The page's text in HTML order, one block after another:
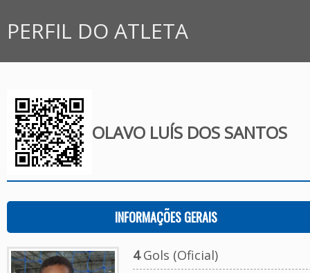
PERFIL DO ATLETA
OLAVO LUÍS DOS SANTOS
INFORMAÇÕES GERAIS
4Gols (Oficial)